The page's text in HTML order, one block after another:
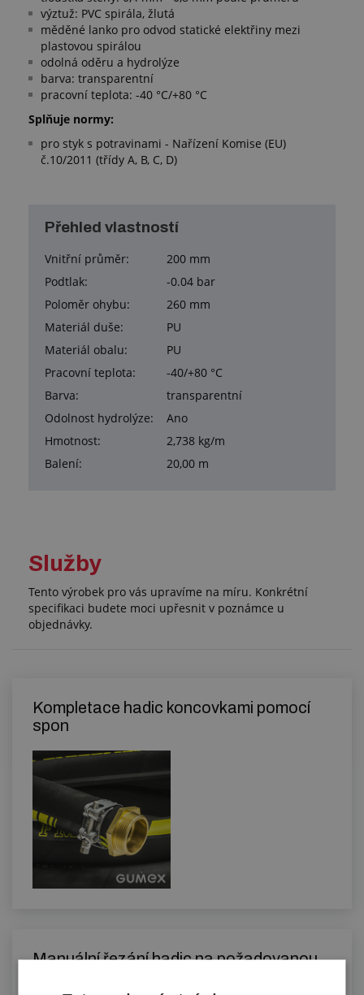
výztuž: PVC spirála, žlutá
měděné lanko pro odvod statické elektřiny mezi
plastovou spirálou
odolná oděru a hydrolýze
barva: transparentní
pracovní teplota: -40 °C/+80 °C
Splňuje normy:
pro styk s potravinami - Nařízení Komise (EU)
č.10/2011 (třídy A, B, C, D)
Přehled vlastností
Vnitřní průměr:
200 mm
Podtlak:
-0.04 bar
Poloměr ohybu:
260 mm
Materiál duše:
PU
Materiál obalu:
PU
Pracovní teplota:
-40/+80 °C
Barva:
transparentní
Odolnost hydrolýze:
Ano
Hmotnost:
2,738 kg/m
Balení:
20,00 m
Služby
Tento výrobek pro vás upravíme na míru. Konkrétní
specifikaci budete moci upřesnit v poznámce u
objednávky.
Kompletace hadic koncovkami pomocí
spon
Manuální řezání hadic na požadovanou